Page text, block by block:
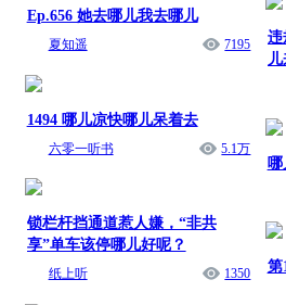
Ep.656 她去哪儿我去哪儿
夏知遥 7195
1494 哪儿凉快哪儿呆着去
六零一听书 5.1万
锁栏杆挡通道惹人嫌，“非共
享”单车该停哪儿好呢？
纸上听 1350
违
儿
第